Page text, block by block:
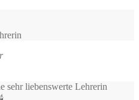
sehr liebenswerte Lehrerin